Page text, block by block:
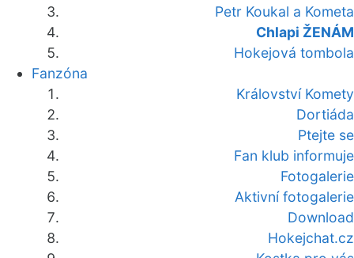
Petr Koukal a Kometa
Chlapi ŽENÁM
Hokejová tombola
Fanzóna
Království Komety
Dortiáda
Ptejte se
Fan klub informuje
Fotogalerie
Aktivní fotogalerie
Download
Hokejchat.cz